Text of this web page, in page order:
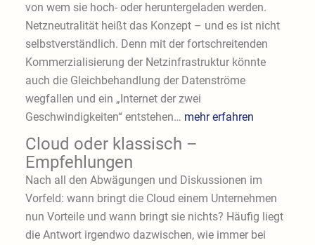
von wem sie hoch- oder heruntergeladen werden.
Netzneutralität heißt das Konzept – und es ist nicht
selbstverständlich. Denn mit der fortschreitenden
Kommerzialisierung der Netzinfrastruktur könnte
auch die Gleichbehandlung der Datenströme
wegfallen und ein „Internet der zwei
Geschwindigkeiten“ entstehen… mehr erfahren
Cloud oder klassisch –
Empfehlungen
Nach all den Abwägungen und Diskussionen im
Vorfeld: wann bringt die Cloud einem Unternehmen
nun Vorteile und wann bringt sie nichts? Häufig liegt
die Antwort irgendwo dazwischen, wie immer bei